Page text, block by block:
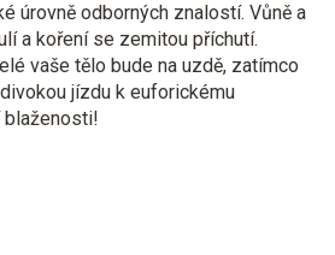
úrovně odborných znalostí. Vůně a
a koření se zemitou příchutí.
vaše tělo bude na uzdě, zatímco
jízdu k euforickému
blaženosti!